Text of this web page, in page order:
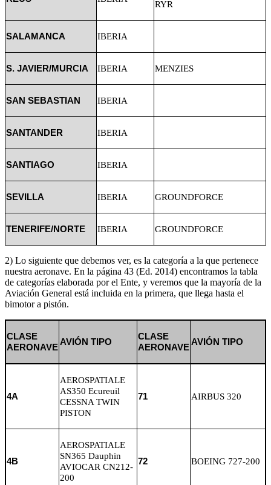
RYR
SALAMANCA IBERIA
S. JAVIER/MURCIA IBERIA MENZIES
SAN SEBASTIAN IBERIA
SANTANDER IBERIA
SANTIAGO IBERIA
SEVILLA IBERIA GROUNDFORCE
TENERIFE/NORTE IBERIA GROUNDFORCE
2) Lo siguiente que debemos ver, es la categoría a la que pertenece
nuestra aeronave. En la página 43 (Ed. 2014) encontramos la tabla
de categorías elaborada por el Ente, y veremos que la mayoría de la
Aviación General está incluida en la primera, que llega hasta el
bimotor a pistón.
CLASE
AERONAVE
AVIÓN TIPO
CLASE
AERONAVE
AVIÓN TIPO
4A
AEROSPATIALE
AS350 Ecureuil
CESSNA TWIN
PISTON
71 AIRBUS 320
4B
AEROSPATIALE
SN365 Dauphin
AVIOCAR CN212-
200
72 BOEING 727-200